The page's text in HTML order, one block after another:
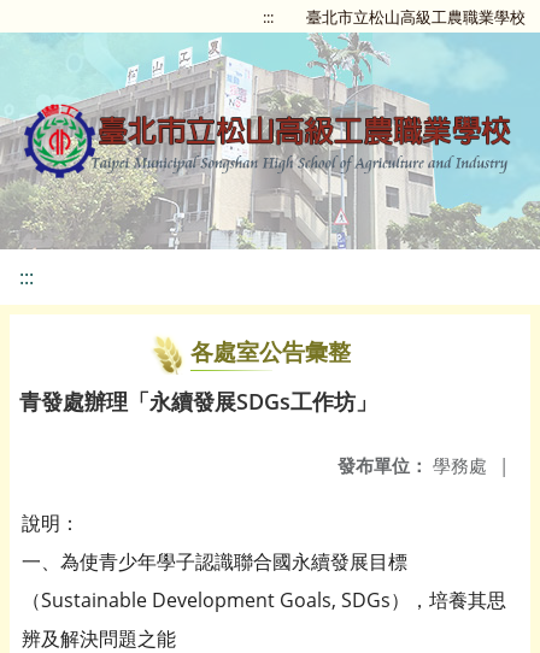
::: 臺北市立松山高級工農職業學校
:::
各處室公告彙整
青發處辦理「永續發展SDGs工作坊」
發布單位： 學務處 |
說明：
一、為使青少年學子認識聯合國永續發展目標
（Sustainable Development Goals, SDGs），培養其思
辨及解決問題之能